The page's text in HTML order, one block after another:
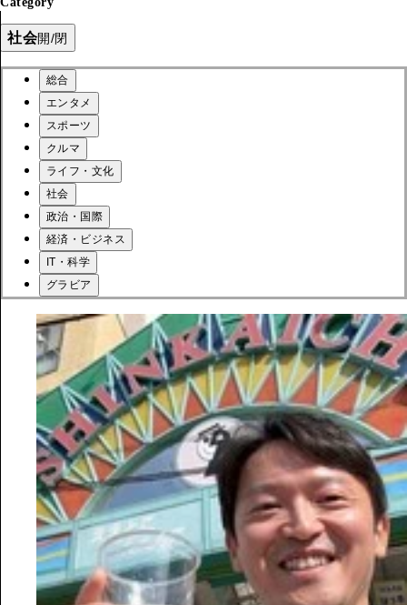
社会開/閉
総合
エンタメ
スポーツ
クルマ
ライフ・文化
社会
政治・国際
経済・ビジネス
IT・科学
グラビア